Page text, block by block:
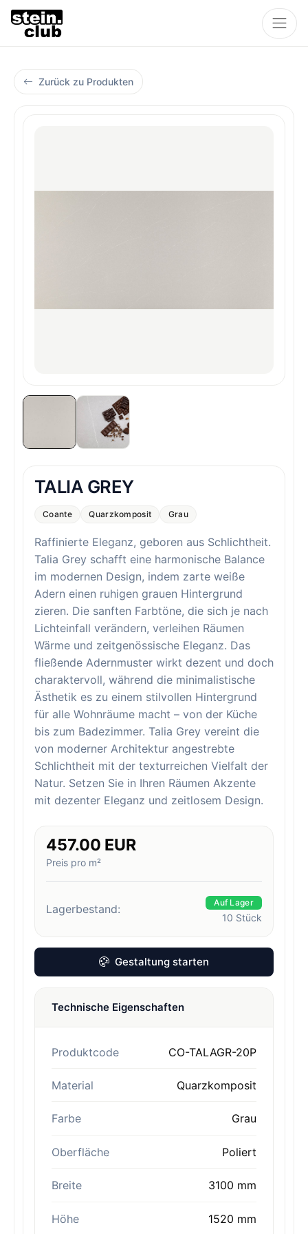
Zurück zu Produkten
TALIA GREY
Coante Quarzkomposit Grau
Raffinierte Eleganz, geboren aus Schlichtheit.
Talia Grey schafft eine harmonische Balance
im modernen Design, indem zarte weiße
Adern einen ruhigen grauen Hintergrund
zieren. Die sanften Farbtöne, die sich je nach
Lichteinfall verändern, verleihen Räumen
Wärme und zeitgenössische Eleganz. Das
fließende Adernmuster wirkt dezent und doch
charaktervoll, während die minimalistische
Ästhetik es zu einem stilvollen Hintergrund
für alle Wohnräume macht – von der Küche
bis zum Badezimmer. Talia Grey vereint die
von moderner Architektur angestrebte
Schlichtheit mit der texturreichen Vielfalt der
Natur. Setzen Sie in Ihren Räumen Akzente
mit dezenter Eleganz und zeitlosem Design.
457.00 EUR
Preis pro m²
Lagerbestand: Auf Lager
10 Stück
Gestaltung starten
Technische Eigenschaften
Produktcode CO-TALAGR-20P
Material Quarzkomposit
Farbe Grau
Oberfläche Poliert
Breite 3100 mm
Höhe 1520 mm